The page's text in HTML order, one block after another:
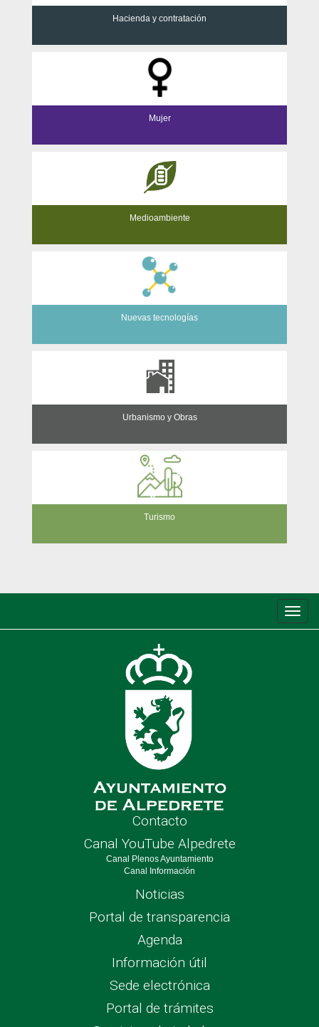
Hacienda y contratación
Mujer
Medioambiente
Nuevas tecnologías
Urbanismo y Obras
Turismo
de
Contacto
Canal YouTube Alpedrete
Canal Plenos Ayuntamiento
Canal Información
Noticias
Portal de transparencia
Agenda
Información útil
Sede electrónica
Portal de trámites